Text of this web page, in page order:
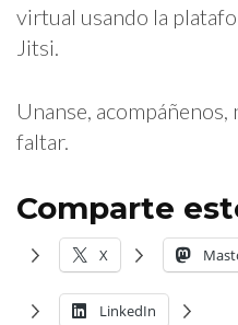
virtual usando la
Jitsi.
Unanse, acompáñenos,
faltar.
Comparte
X
LinkedIn